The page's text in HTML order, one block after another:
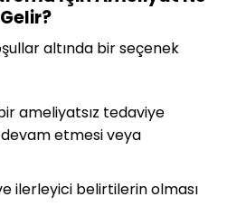
altında bir seçenek
ameliyatsız tedaviye
etmesi veya
ilerleyici belirtilerin olması